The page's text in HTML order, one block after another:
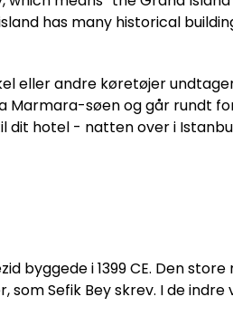
has many historical
eller andre køretøjer
Marmara-søen og går rundt
dit hotel - natten over i
byggede i 1399 CE. Den
Sefik Bey skrev. I de